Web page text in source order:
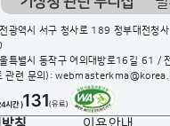
광역시 서구 청사로 189 정부대전청
특별시 동작구 여의대방로16길 61 /
관련 문의):